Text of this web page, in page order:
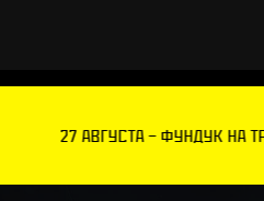
27 АВГУСТА –